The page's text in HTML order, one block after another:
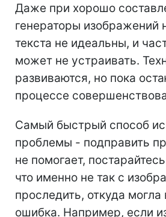
Даже при хорошо
генераторы изображений
текста не идеальны, и
может не устраивать.
развиваются, но пока
процессе
Самый быстрый способ
проблемы - подправить
не помогает,
что именно не так с
проследить, откуда могла
ошибка. Например, если